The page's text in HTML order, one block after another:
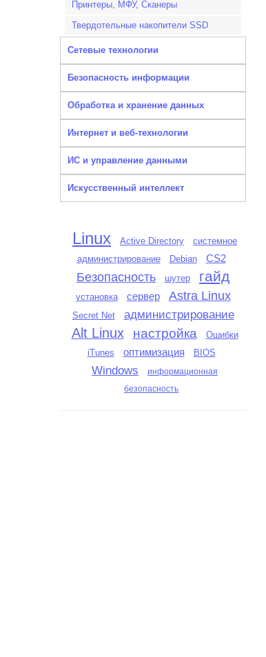
Принтеры, МФУ, Сканеры
Твердотельные накопители SSD
Сетевые технологии
Безопасность информации
Обработка и хранение данных
Интернет и веб-технологии
ИС и управление данными
Искусственный интеллект
Linux Active Directory
системное
администрирование
Debian CS2
Безопасность шутер гайд
установка сервер Astra Linux
Secret Net администрирование
Alt Linux настройка
Ошибки
iTunes
оптимизация BIOS
Windows
информационная
безопасность